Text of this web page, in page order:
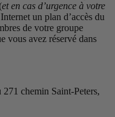
et en cas d’urgence à votre
un plan d’accès du
de votre groupe
vous avez réservé dans
271 chemin Saint-Peters,